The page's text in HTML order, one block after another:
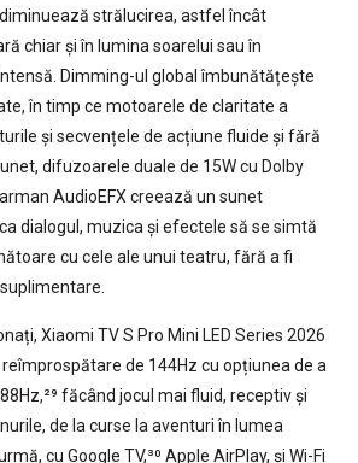
strălucirea, astfel încât
chiar și în lumina soarelui sau în
Dimming-ul global îmbunătățește
în timp ce motoarele de claritate a
și secvențele de acțiune fluide și fără
difuzoarele duale de 15W cu Dolby
AudioEFX creează un sunet
dialogul, muzica și efectele să se simtă
cu cele ale unui teatru, fără a fi
Xiaomi TV S Pro Mini LED Series 2026
de 144Hz cu opțiunea de a
făcând jocul mai fluid, receptiv și
de la curse la aventuri în lumea
cu Google TV,³⁰ Apple AirPlay, și Wi-Fi